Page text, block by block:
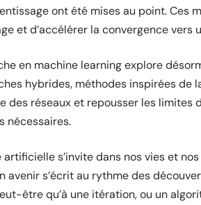
ont été mises au point. Ces
et d’accélérer la convergence vers
en machine learning explore
hybrides, méthodes inspirées de
des réseaux et repousser les limites
nécessaires.
artificielle s’invite dans nos vies et
avenir s’écrit au rythme des
être qu’à une itération, ou un